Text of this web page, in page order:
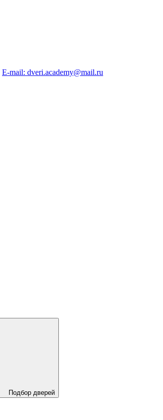
E-mail: dveri.academy@mail.ru
Подбор дверей